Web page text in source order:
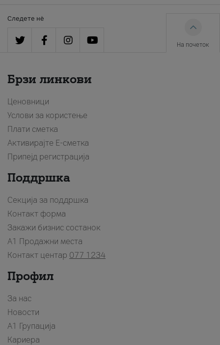
Следете нè
На почеток
Брзи линкови
Ценовници
Услови за користење
Плати сметка
Активирајте Е-сметка
Припејд регистрација
Поддршка
Секција за поддршка
Контакт форма
Закажи бизнис состанок
A1 Продажни места
Контакт центар 077 1234
Профил
За нас
Новости
А1 Групација
Кариера